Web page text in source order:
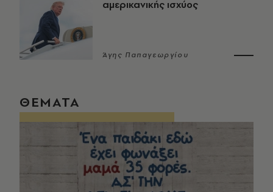
αμερικανικής ισχύος
Άγης Παπαγεωργίου
ΘΕΜΑΤΑ